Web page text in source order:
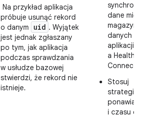
Na przykład aplikacja
próbuje usunąć rekord
o danym
uid . Wyjątek
jest jednak zgłaszany
po tym, jak aplikacja
podczas sprawdzania
w usłudze bazowej
stwierdzi, że rekord nie
istnieje.
dane
danych
aplikacji
a Health
Connect.
Stosuj
strategie
i czasu do